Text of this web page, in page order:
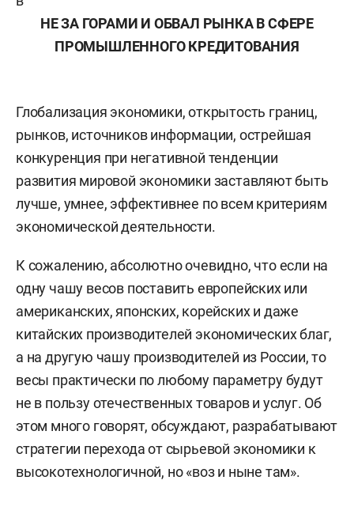
НЕ ЗА ГОРАМИ И ОБВАЛ РЫНКА В СФЕРЕ
ПРОМЫШЛЕННОГО КРЕДИТОВАНИЯ
Глобализация экономики, открытость границ,
рынков, источников информации, острейшая
конкуренция при негативной тенденции
развития мировой экономики заставляют быть
лучше, умнее, эффективнее по всем критериям
экономической деятельности.
К сожалению, абсолютно очевидно, что если на
одну чашу весов поставить европейских или
американских, японских, корейских и даже
китайских производителей экономических благ,
а на другую чашу производителей из России, то
весы практически по любому параметру будут
не в пользу отечественных товаров и услуг. Об
этом много говорят, обсуждают, разрабатывают
стратегии перехода от сырьевой экономики к
высокотехнологичной, но «воз и ныне там».